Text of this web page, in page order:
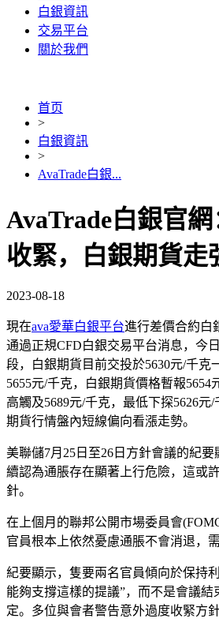
白銀資訊
交易平台
關於我們
首页
>
白銀資訊
>
AvaTrade白銀...
AvaTrade白銀官
收緊，白銀期貨走
2023-08-18
現在ava愛華白銀平台進行差價合約白
通過正規CFD白銀交易平台消息，今
段，白銀期貨目前交投於5630元/千克
5655元/千克，白銀期貨價格暫報5654
高觸及5689元/千克，最低下探5626元
期貨行情盤內短線偏向看漲走勢。
美聯儲7月25日至26日方針會議的紀
續認為通脹存在顯著上行危險，這或
針。
在上個月的聯邦公開市場委員會
官員根本上依然憂慮通脹不會消退，
紀要顯示，隻要兩名官員傾向於保持
能夠支撐這樣的提議”，而不是會議
定。多位與會者警告意外過度收緊方針